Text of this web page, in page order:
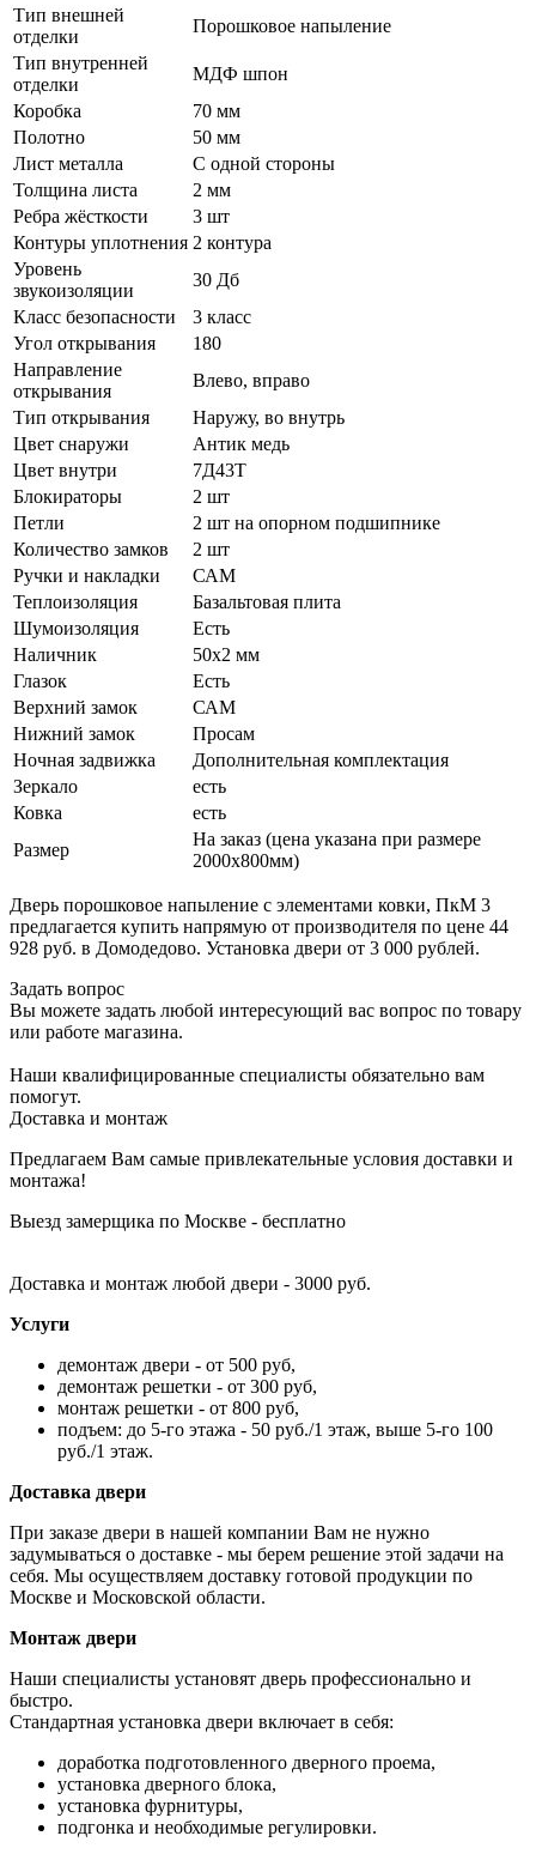
Тип внешней
отделки
Порошковое напыление
Тип внутренней
отделки
МДФ шпон
Коробка
70 мм
Полотно
50 мм
Лист металла
С одной стороны
Толщина листа
2 мм
Ребра жёсткости
3 шт
Контуры уплотнения 2 контура
Уровень
звукоизоляции
30 Дб
Класс безопасности
3 класс
Угол открывания
180
Направление
открывания
Влево, вправо
Тип открывания
Наружу, во внутрь
Цвет снаружи
Антик медь
Цвет внутри
7Д43Т
Блокираторы
2 шт
Петли
2 шт на опорном подшипнике
Количество замков
2 шт
Ручки и накладки
САМ
Теплоизоляция
Базальтовая плита
Шумоизоляция
Есть
Наличник
50х2 мм
Глазок
Есть
Верхний замок
САМ
Нижний замок
Просам
Ночная задвижка
Дополнительная комплектация
Зеркало
есть
Ковка
есть
Размер
На заказ (цена указана при размере
2000х800мм)
Дверь порошковое напыление с элементами ковки, ПкМ 3
предлагается купить напрямую от производителя по цене 44
928 руб. в Домодедово. Установка двери от 3 000 рублей.
Задать вопрос
Вы можете задать любой интересующий вас вопрос по товару
или работе магазина.
Наши квалифицированные специалисты обязательно вам
помогут.
Доставка и монтаж
Предлагаем Вам самые привлекательные условия доставки и
монтажа!
Выезд замерщика по Москве - бесплатно
Доставка и монтаж любой двери - 3000 руб.
Услуги
демонтаж двери - от 500 руб,
демонтаж решетки - от 300 руб,
монтаж решетки - от 800 руб,
подъем: до 5-го этажа - 50 руб./1 этаж, выше 5-го 100
руб./1 этаж.
Доставка двери
При заказе двери в нашей компании Вам не нужно
задумываться о доставке - мы берем решение этой задачи на
себя. Мы осуществляем доставку готовой продукции по
Москве и Московской области.
Монтаж двери
Наши специалисты установят дверь профессионально и
быстро.
Стандартная установка двери включает в себя:
доработка подготовленного дверного проема,
установка дверного блока,
установка фурнитуры,
подгонка и необходимые регулировки.